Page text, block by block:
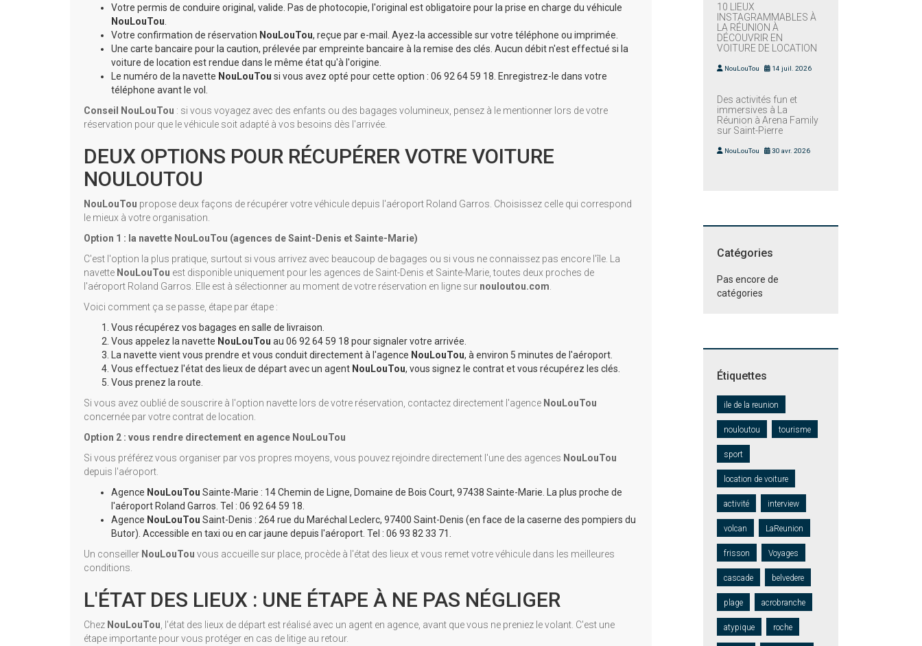
Votre permis de conduire original, valide. Pas de photocopie, l'original est obligatoire pour la prise en charge du véhicule
NouLouTou
Votre confirmation de réservation NouLouTou, reçue par e-mail. Ayez-la accessible sur votre téléphone ou imprimée.
Une carte bancaire pour la caution, prélevée par empreinte bancaire à la remise des clés. Aucun débit n'est effectué si la
voiture de location est rendue dans le même état qu'à l'origine.
Le numéro de la navette NouLouTou si vous avez opté pour cette option : 06 92 64 59 18. Enregistrez-le dans votre
téléphone avant le vol.
Conseil NouLouTou : si vous voyagez avec des enfants ou des bagages volumineux, pensez à le mentionner lors de votre
réservation pour que le véhicule soit adapté à vos besoins dès l'arrivée.
DEUX OPTIONS POUR RÉCUPÉRER VOTRE VOITURE
NOULOUTOU
NouLouTou propose deux façons de récupérer votre véhicule depuis l'aéroport Roland Garros. Choisissez celle qui correspond
le mieux à votre organisation.
Option 1 : la navette NouLouTou (agences de Saint-Denis et Sainte-Marie)
C'est l'option la plus pratique, surtout si vous arrivez avec beaucoup de bagages ou si vous ne connaissez pas encore l'île. La
navette NouLouTou est disponible uniquement pour les agences de Saint-Denis et Sainte-Marie, toutes deux proches de
l'aéroport Roland Garros. Elle est à sélectionner au moment de votre réservation en ligne sur nouloutou.com
Voici comment ça se passe, étape par étape :
Vous récupérez vos bagages en salle de livraison.
Vous appelez la navette NouLouTou au 06 92 64 59 18 pour signaler votre arrivée.
La navette vient vous prendre et vous conduit directement à l'agence NouLouTou, à environ 5 minutes de l'aéroport.
Vous effectuez l'état des lieux de départ avec un agent NouLouTou, vous signez le contrat et vous récupérez les clés.
Vous prenez la route.
Si vous avez oublié de souscrire à l'option navette lors de votre réservation, contactez directement l'agence NouLouTou
concernée par votre contrat de location.
Option 2 : vous rendre directement en agence NouLouTou
Si vous préférez vous organiser par vos propres moyens, vous pouvez rejoindre directement l'une des agences NouLouTou
depuis l'aéroport.
Agence NouLouTou Sainte-Marie : 14 Chemin de Ligne, Domaine de Bois Court, 97438 Sainte-Marie. La plus proche de
l'aéroport Roland Garros. Tel : 06 92 64 59 18.
Agence NouLouTou Saint-Denis : 264 rue du Maréchal Leclerc, 97400 Saint-Denis (en face de la caserne des pompiers du
Butor). Accessible en taxi ou en car jaune depuis l'aéroport. Tel : 06 93 82 33 71.
Un conseiller NouLouTou vous accueille sur place, procède à l'état des lieux et vous remet votre véhicule dans les meilleures
conditions.
L'ÉTAT DES LIEUX : UNE ÉTAPE À NE PAS NÉGLIGER
Chez NouLouTou , l'état des lieux de départ est réalisé avec un agent en agence, avant que vous ne preniez le volant. C'est une
étape importante pour vous protéger en cas de litige au retour.
10 LIEUX
INSTAGRAMMABLES À
LA RÉUNION À
DÉCOUVRIR EN
VOITURE DE LOCATION
NouLouTou 14 juil. 2026
Des activités fun et
immersives à La
Réunion à Arena Family
sur Saint-Pierre
NouLouTou 30 avr. 2026
Catégories
Pas encore de
catégories
Étiquettes
ile de la reunion
nouloutou tourisme
sport
location de voiture
activité interview
volcan LaReunion
frisson Voyages
cascade belvedere
plage acrobranche
atypique roche